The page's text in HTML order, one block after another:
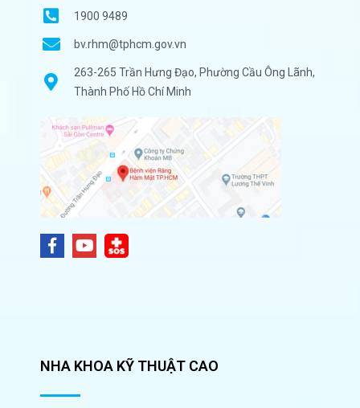
1900 9489
bv.rhm@tphcm.gov.vn
263-265 Trần Hưng Đạo, Phường Cầu Ông Lãnh,
Thành Phố Hồ Chí Minh
NHA KHOA KỸ THUẬT CAO